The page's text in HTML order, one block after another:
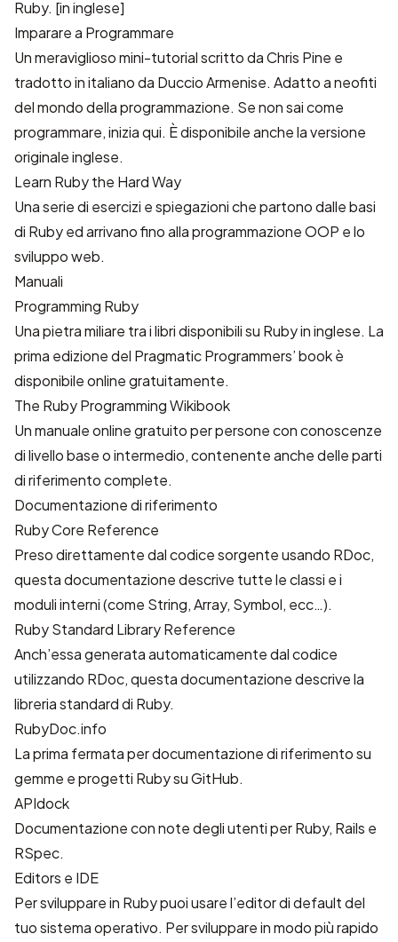
Ruby. [in inglese]
Imparare a Programmare
Un meraviglioso mini-tutorial scritto da Chris Pine e
tradotto in italiano da Duccio Armenise. Adatto a neofiti
del mondo della programmazione. Se non sai come
programmare, inizia qui. È disponibile anchela versione
originale inglese.
Learn Ruby the Hard Way
Una serie di esercizi e spiegazioni che partono dalle basi
di Ruby ed arrivano fino alla programmazione OOP e lo
sviluppo web.
Manuali
Programming Ruby
Una pietra miliare tra i libri disponibili su Ruby in inglese. La
prima edizione del Pragmatic Programmers’ bookè
disponibile online gratuitamente.
The Ruby Programming Wikibook
Un manuale online gratuito per persone con conoscenze
di livello base o intermedio, contenente anche delle parti
di riferimento complete.
Documentazione di riferimento
Ruby Core Reference
Preso direttamente dal codice sorgente usando RDoc,
questa documentazione descrive tutte le classi e i
moduli interni (come String, Array, Symbol, ecc…).
Ruby Standard Library Reference
Anch’essa generata automaticamente dal codice
utilizzando RDoc, questa documentazione descrive la
libreria standard di Ruby.
RubyDoc.info
La prima fermata per documentazione di riferimento su
gemme e progetti Ruby su GitHub.
APIdock
Documentazione con note degli utenti per Ruby, Rails e
RSpec.
Editors e IDE
Per sviluppare in Ruby puoi usare l’editor di default del
tuo sistema operativo. Per sviluppare in modo più rapido